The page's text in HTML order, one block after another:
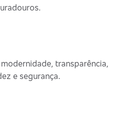
transparência,
e segurança.